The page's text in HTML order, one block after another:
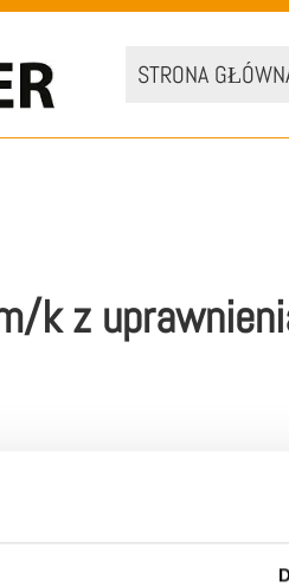
STRONA
k z
pracy, ważne moduły i